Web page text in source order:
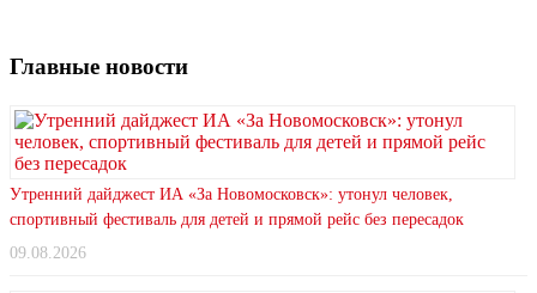
Главные новости
Утренний дайджест ИА «За Новомосковск»: утонул человек,
спортивный фестиваль для детей и прямой рейс без пересадок
09.08.2026